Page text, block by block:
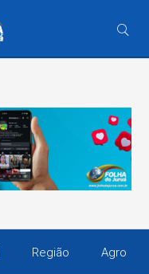
Região Agro